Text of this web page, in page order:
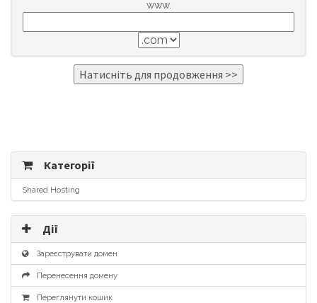
www.
Категорії
Shared Hosting
Дії
Зареєструвати домен
Перенесення домену
Переглянути кошик